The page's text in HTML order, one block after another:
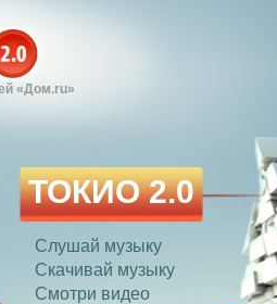
«Дом.ru»
ТОКИО 2.0
Слушай музыку
Скачивай музыку
Смотри видео